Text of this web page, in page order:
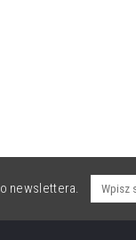
newslettera.